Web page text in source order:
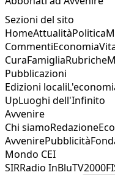
Sezioni del sito
HomeAttualitàPolitica
CommentiEconomia
CuraFamigliaRubriche
Pubblicazioni
Edizioni locali
UpLuoghi dell'Infinito
Avvenire
Chi siamoRedazione
AvvenirePubblicità
Mondo CEI
SIRRadio InBluTV2000